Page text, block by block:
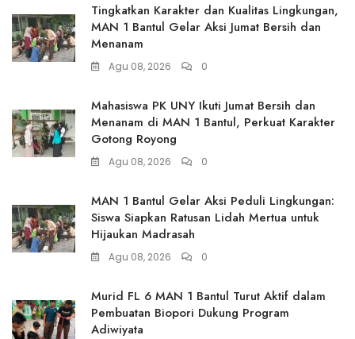
Tingkatkan Karakter dan Kualitas Lingkungan,
MAN 1 Bantul Gelar Aksi Jumat Bersih dan
Menanam
Agu 08, 2026 0
Mahasiswa PK UNY Ikuti Jumat Bersih dan
Menanam di MAN 1 Bantul, Perkuat Karakter
Gotong Royong
Agu 08, 2026 0
MAN 1 Bantul Gelar Aksi Peduli Lingkungan:
Siswa Siapkan Ratusan Lidah Mertua untuk
Hijaukan Madrasah
Agu 08, 2026 0
Murid FL 6 MAN 1 Bantul Turut Aktif dalam
Pembuatan Biopori Dukung Program
Adiwiyata